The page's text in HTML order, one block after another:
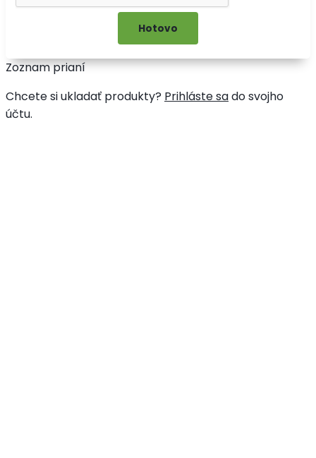
Zoznam prianí
Chcete si ukladať produkty? Prihláste sado svojho
účtu.